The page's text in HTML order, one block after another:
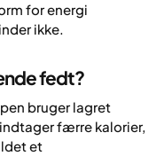
for energi
ikke.
fedt?
bruger lagret
færre kalorier,
et